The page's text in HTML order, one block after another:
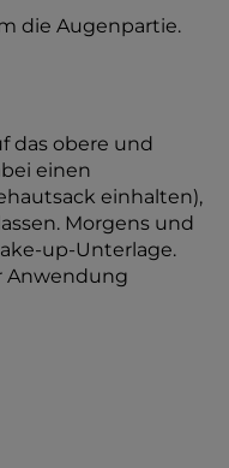
die Augenpartie.
das obere und
einen
einhalten),
Morgens und
up-Unterlage.
Anwendung